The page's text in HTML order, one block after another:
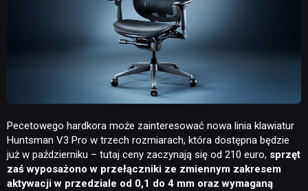
DYSKUSJE
JUŻ GRALIŚMY
Pecetowego hardkora może zainteresować nowa linia klawiatur
Huntsman V3 Pro w trzech rozmiarach, która dostępna będzie
już w październiku – tutaj ceny zaczynają się od 210 euro, sprzęt
zaś wyposażono w przełączniki ze zmiennym zakresem
aktywacji w przedziale od 0,1 do 4 mm oraz wymaganą